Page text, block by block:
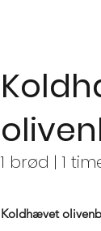
1 brød | 1
Koldhævet